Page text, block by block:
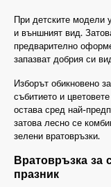
При детските модели
и външният вид.
предварително
запазват добрия си
Изборът обикновено
събитието и
остава сред най-
затова лесно се
зелени вратовръзки.
Вратовръзка за
празник